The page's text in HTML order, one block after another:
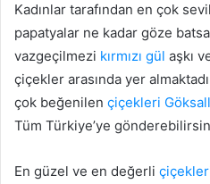
Kadınlar tarafından en çok
papatyalar ne kadar göze
vazgeçilmezi kırmızı gül aşkı
çiçekler arasında yer
çok beğenilen çiçekleri
Tüm Türkiye’ye
En güzel ve en değerli